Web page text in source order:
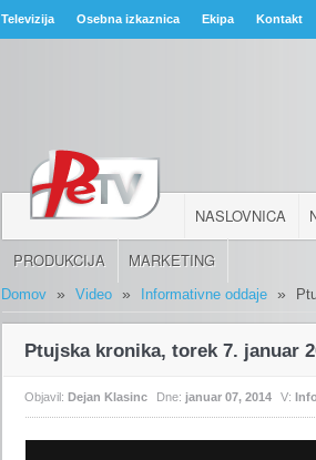
Televizija Osebna izkaznica Ekipa Kontakt
NASLOVNICA
PRODUKCIJA MARKETING
Domov » Video » Informativne oddaje »
Ptujska kronika, torek 7. januar
Objavil:Dejan Klasinc Dne: januar 07, 2014 V: